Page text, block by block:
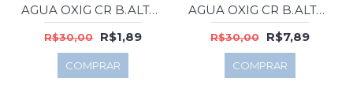
AGUA OXIG CR B.ALTA BLACK 90ML 30 VOL
R$30,00 R$1,89
COMPRAR
AGUA OXIG CR B.ALTA BLACK 450ML 10 VOL
R$30,00 R$7,89
COMPRAR